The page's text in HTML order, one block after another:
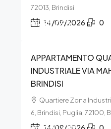
72013, Brindisi
14/09/2026 0
€295.098
APPARTAMENTO
INDUSTRIALE VIA
BRINDISI
Quartiere Zona
6, Brindisi, Puglia, 72100,